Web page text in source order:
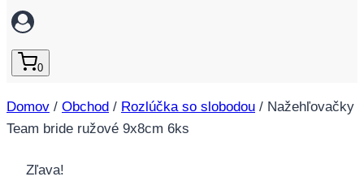
0
Domov / Obchod / Rozlúčka so slobodou / Nažehľovačky
Team bride ružové 9x8cm 6ks
Zľava!